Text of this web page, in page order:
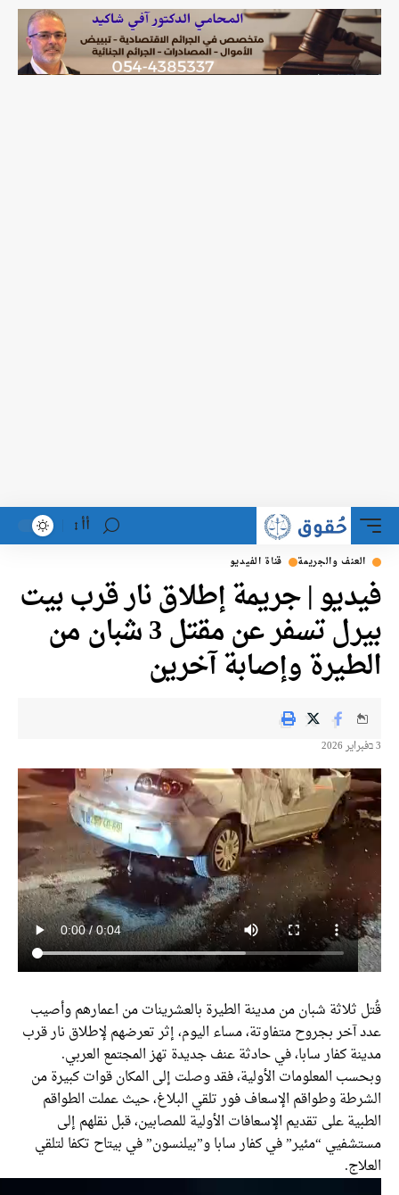
والجريمة قناة الفيديو
| جريمة إطلاق نار قرب بيت
بيرل تسفر عن مقتل 3 شبان من
وإصابة آخرين
شبان من مدينة الطيرة بالعشرينات من اعمارهم وأصيب
بجروح متفاوتة، مساء اليوم، إثر تعرضهم لإطلاق نار قرب
كفار سابا، في حادثة عنف جديدة تهز المجتمع العربي.
المعلومات الأولية، فقد وصلت إلى المكان قوات كبيرة من
وطواقم الإسعاف فور تلقي البلاغ، حيث عملت الطواقم
على تقديم الإسعافات الأولية للمصابين، قبل نقلهم إلى
“مئير” في كفار سابا و”بيلنسون” في بيتاح تكفا لتلقي